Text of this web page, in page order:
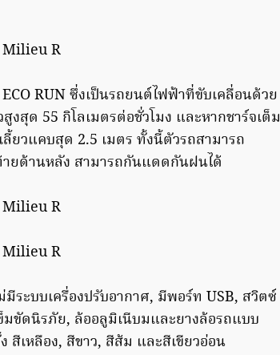
RUN ซึ่งเป็นรถยนต์ไฟฟ้าที่ขับเคลื่อนด้วย
งสุด 55 กิโลเมตรต่อชั่วโมง และหากชาร์จเต็ม
ลี้ยวแคบสุด 2.5 เมตร ทั้งนี้ตัวรถสามารถ
ยด้านหลัง สามารถกันแดดกันฝนได้
ระบบเครื่องปรับอากาศ, มีพอร์ท USB, สวิตซ์
มขัดนิรภัย, ล้ออลูมิเนีบมและยางล้อรถแบบ
เหลือง, สีขาว, สีส้ม และสีเขียวอ่อน